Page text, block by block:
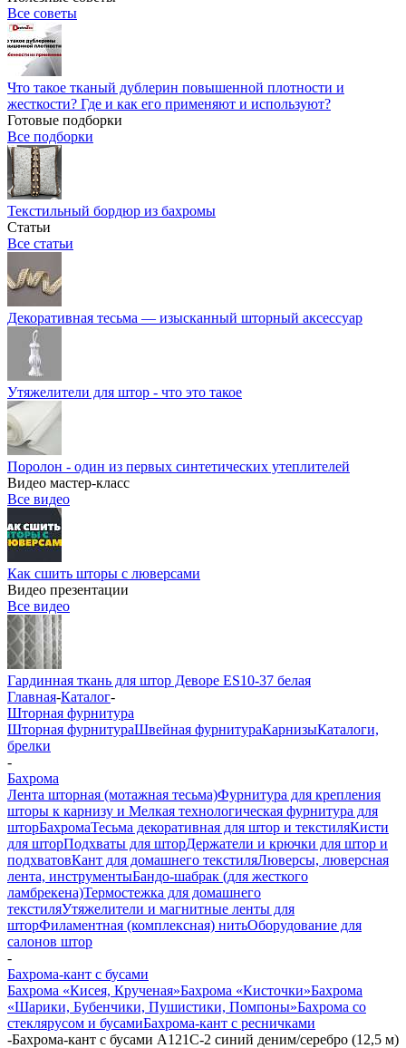
Все советы
Что такое тканый дублерин повышенной плотности и
жесткости? Где и как его применяют и используют?
Готовые подборки
Все подборки
Текстильный бордюр из бахромы
Статьи
Все статьи
Декоративная тесьма — изысканный шторный аксессуар
Утяжелители для штор - что это такое
Поролон - один из первых синтетических утеплителей
Видео мастер-класс
Все видео
Как сшить шторы с люверсами
Видео презентации
Все видео
Гардинная ткань для штор Деворе ES10-37 белая
Главная-Каталог-
Шторная фурнитура
Шторная фурнитураШвейная фурнитураКарнизыКаталоги,
брелки
-
Бахрома
Лента шторная (мотажная тесьма)Фурнитура для крепления
шторы к карнизу и Мелкая технологическая фурнитура для
шторБахромаТесьма декоративная для штор и текстиляКисти
для шторПодхваты для шторДержатели и крючки для штор и
подхватовКант для домашнего текстиляЛюверсы, люверсная
лента, инструментыБандо-шабрак (для жесткого
ламбрекена)Термостежка для домашнего
текстиляУтяжелители и магнитные ленты для
шторФиламентная (комплексная) нитьОборудование для
салонов штор
-
Бахрома-кант с бусами
Бахрома «Кисея, Крученая»Бахрома «Кисточки»Бахрома
«Шарики, Бубенчики, Пушистики, Помпоны»Бахрома со
стеклярусом и бусамиБахрома-кант с ресничками
-Бахрома-кант с бусами A121C-2 синий деним/серебро (12,5 м)